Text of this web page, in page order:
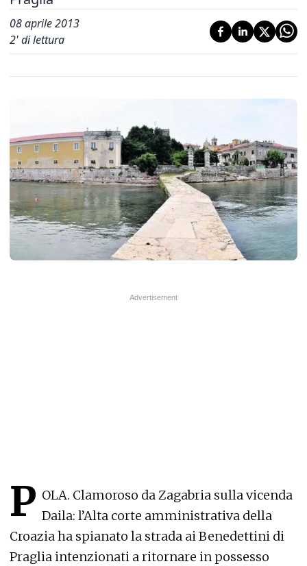
08 aprile 2013
2' di lettura
P OLA. Clamoroso da Zagabria sulla vicenda
Daila: l’Alta corte amministrativa della
Croazia ha spianato la strada ai Benedettini di
Praglia intenzionati a ritornare in possesso